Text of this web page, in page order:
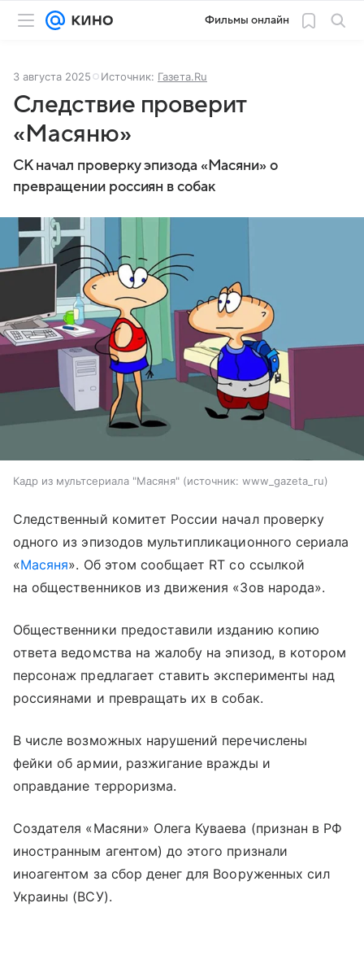
Фильмы онлайн
3 августа 2025 Источник: Газета.Ru
Следствие проверит
«Масяню»
СК начал проверку эпизода «Масяни» о
превращении россиян в собак
Кадр из мультсериала "Масяня" источник: www_gazeta_ru
Следственный комитет России начал проверку
одного из эпизодов мультипликационного сериала
«Масяня». Об этом сообщает RT со ссылкой
на общественников из движения «Зов народа».
Общественники предоставили изданию копию
ответа ведомства на жалобу на эпизод, в котором
персонаж предлагает ставить эксперименты над
россиянами и превращать их в собак.
В числе возможных нарушений перечислены
фейки об армии, разжигание вражды и
оправдание терроризма.
Создателя «Масяни» Олега Куваева (признан в РФ
иностранным агентом) до этого признали
иноагентом за сбор денег для Вооруженных сил
Украины (ВСУ).